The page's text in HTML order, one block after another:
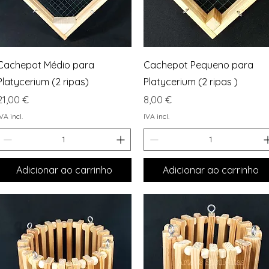
Visualização rápida
Médio para
(2 ripas)
€
incl.
Adicionar ao carrinho
Visualização rápida
Cachepot Pequeno para
Platycerium (2 ripas )
Preço
8,00 €
IVA incl.
Adicionar ao carrinho